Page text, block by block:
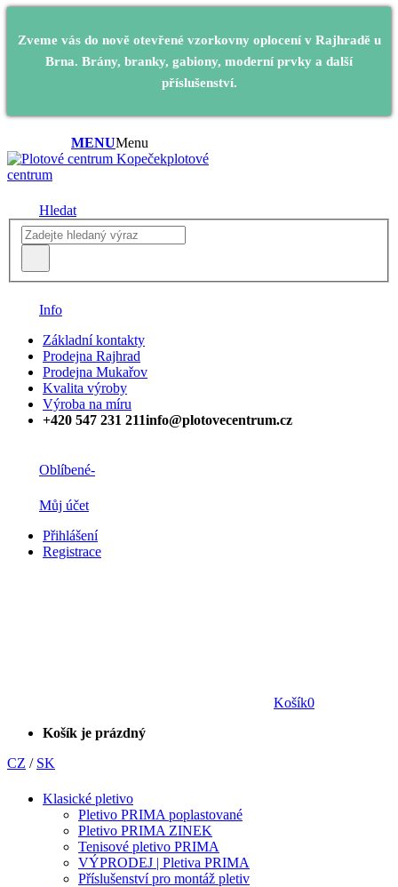
Zveme vás do nově otevřené vzorkovny oplocení v Rajhradě u
Brna. Brány, branky, gabiony, moderní prvky a další
příslušenství.
MENUMenu
plotové
centrum
Hledat
Info
Základní kontakty
Prodejna Rajhrad
Prodejna Mukařov
Kvalita výroby
Výroba na míru
+420 547 231 211info@plotovecentrum.cz
Oblíbené-
Můj účet
Přihlášení
Registrace
Košík0
Košík je prázdný
CZ / SK
Klasické pletivo
Pletivo PRIMA poplastované
Pletivo PRIMA ZINEK
Tenisové pletivo PRIMA
VÝPRODEJ | Pletiva PRIMA
Příslušenství pro montáž pletiv